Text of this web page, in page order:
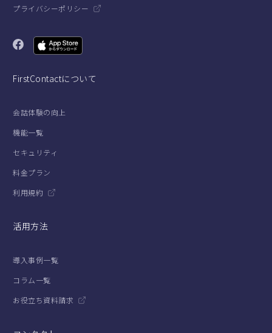
プライバシーポリシー
FirstContactについて
会話体験の向上
機能一覧
セキュリティ
料金プラン
利用規約
活用方法
導入事例一覧
コラム一覧
お役立ち資料請求